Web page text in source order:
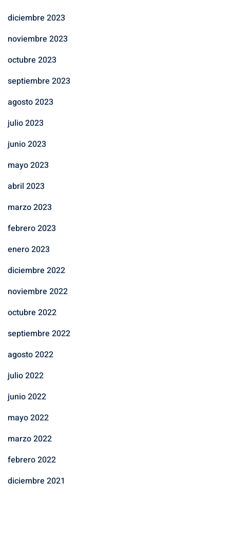
diciembre 2023
noviembre 2023
octubre 2023
septiembre 2023
agosto 2023
julio 2023
junio 2023
mayo 2023
abril 2023
marzo 2023
febrero 2023
enero 2023
diciembre 2022
noviembre 2022
octubre 2022
septiembre 2022
agosto 2022
julio 2022
junio 2022
mayo 2022
marzo 2022
febrero 2022
diciembre 2021